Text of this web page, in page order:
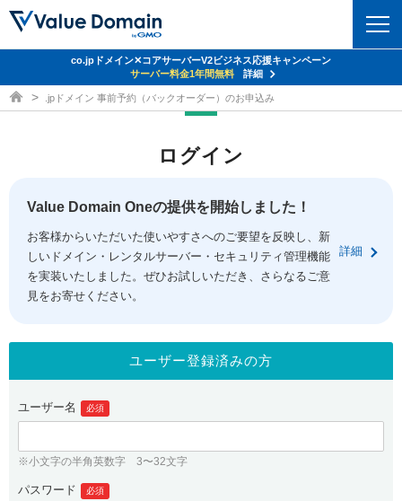
ドメイントップ
ドメイン移管
ドメイン価格一覧
ドメイン一括検索
.jpドメインオークション
gTLDオークション NEW!
.jpドメインバックオーダー
プレミアムドメイン
人気ドメインの種類
コアサーバー
バリューサーバー
XREA
セキュリティトップ
Value Domain ネットde診断
SSL証明書
サービストップ
お得意様割引
紹介制度
バリュードメインAPI
ドメイン・ホスティングOEM
facebook
ログイン
従来のバリュードメインをご利用希望の方
ユーザー登録
co.jpドメイン✕コアサーバーV2ビジネス応援キャンペーン
サーバー料金1年間無料
詳細
ドメイン取得ならバリュードメイン
.jpドメイン 事前予約（バックオーダー）のお申込み
ログイン
Value Domain Oneの提供を開始しました！
お客様からいただいた使いやすさへのご要望を反映し、新
しいドメイン・レンタルサーバー・セキュリティ管理機能
を実装いたしました。ぜひお試しいただき、さらなるご意
見をお寄せください。
詳細
ユーザー登録済みの方
ユーザー名 必須
※小文字の半角英数字 3〜32文字
パスワード 必須